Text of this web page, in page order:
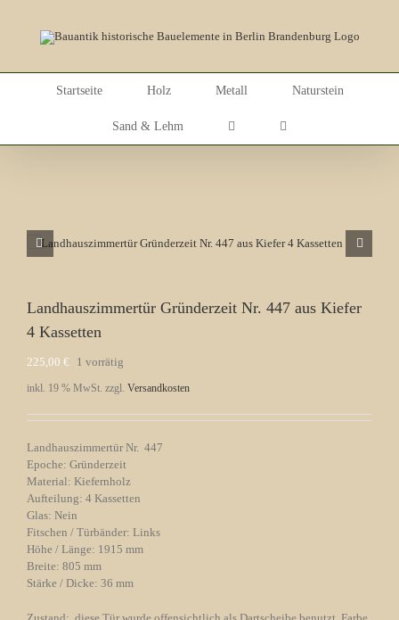
Startseite Holz Metall Naturstein
Sand & Lehm
Landhauszimmertür Gründerzeit Nr. 447 aus Kiefer
4 Kassetten
225,00 € 1 vorrätig
inkl. 19 % MwSt. zzgl. Versandkosten
Landhauszimmertür Nr. 447
Epoche: Gründerzeit
Material: Kiefernholz
Aufteilung: 4 Kassetten
Glas: Nein
Fitschen / Türbänder: Links
Höhe / Länge: 1915 mm
Breite: 805 mm
Stärke / Dicke: 36 mm